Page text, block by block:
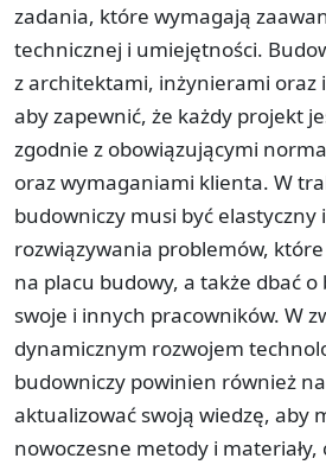
zadania, które wymagają
technicznej i umiejętności.
z architektami, inżynierami oraz
aby zapewnić, że każdy projekt
zgodnie z obowiązującymi
oraz wymaganiami klienta. W
budowniczy musi być elastyczny
rozwiązywania problemów,
na placu budowy, a także dbać
swoje i innych pracowników. W
dynamicznym rozwojem
budowniczy powinien również
aktualizować swoją wiedzę, aby
nowoczesne metody i materiały,